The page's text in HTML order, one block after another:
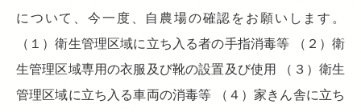
について、今一度、自農場の確認をお願いします。
（１）衛生管理区域に立ち入る者の手指消毒等 （２）衛
生管理区域専用の衣服及び靴の設置及び使用 （３）衛生
管理区域に立ち入る車両の消毒等 （４）家きん舎に立ち